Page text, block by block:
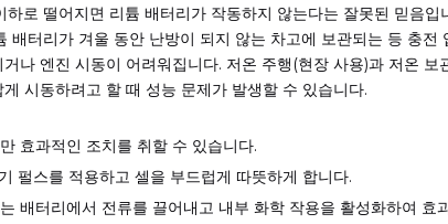
로 떨어지면 리튬 배터리가 작동하지 않는다는 잘못된 믿음
터리가 겨울 동안 난방이 되지 않는 차고에 보관되는 등 충
나 엔진 시동이 어려워집니다. 저온 주행(현장 사용)과 저온
시동하려고 할 때 성능 문제가 발생할 수 있습니다.
효과적인 조치를 취할 수 있습니다.
펄스를 적용하고 셀을 부드럽게 따뜻하게 합니다.
배터리에서 전류를 끌어내고 내부 화학 작용을 활성화하여 효